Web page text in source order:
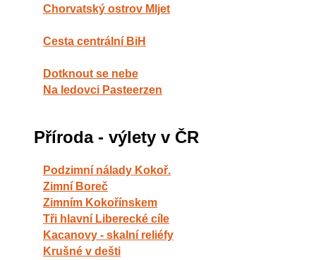
Chorvatský ostrov Mljet
Cesta centrální BiH
Dotknout se nebe
Na ledovci Pasteerzen
Příroda - výlety v ČR
Podzimní nálady Kokoř.
Zimní Boreč
Zimním Kokořínskem
Tři hlavní Liberecké cíle
Kacanovy - skalní reliéfy
Krušné v dešti